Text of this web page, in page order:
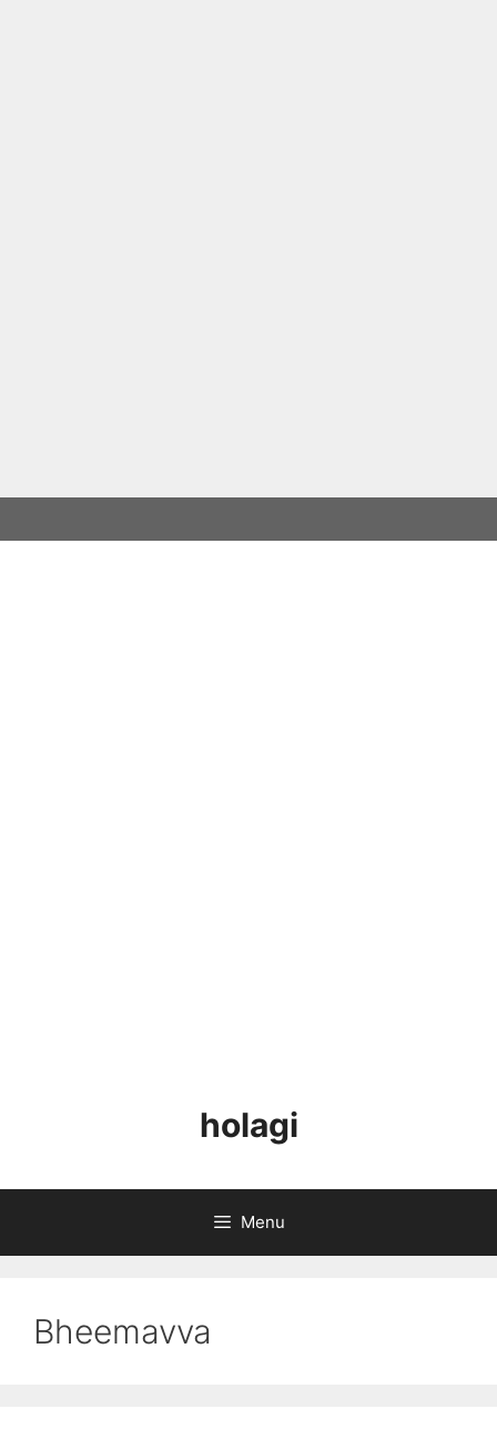
holagi
Menu
Bheemavva